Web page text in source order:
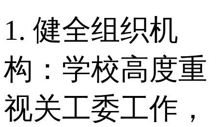
1. 健全组织机
构：学校高度重
视关工委工作，